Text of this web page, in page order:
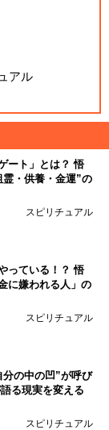
アル
ート」とは？ 悟
・供養・金運”の
スピリチュアル
っている！？ 悟
に嫌われる人」の
スピリチュアル
分の中の凹”が呼び
る現実を変える
スピリチュアル